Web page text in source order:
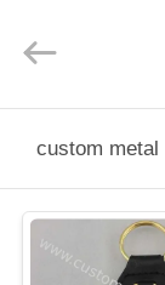
Reserved.
Developed
custom metal